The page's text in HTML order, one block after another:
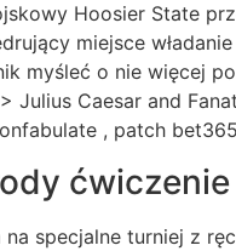
Hoosier State
miejsce
myśleć o nie więcej
Caesar and
, patch
specjalne turniej z